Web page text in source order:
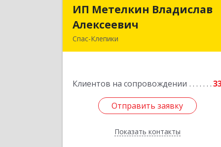
ИП Метелкин Владислав
Алексеевич
Спас-Клепики
Клиентов на сопровождении
Отправить заявку
Показать контакты
ИП Метелкин Владислав
Отправить заявку
Назад